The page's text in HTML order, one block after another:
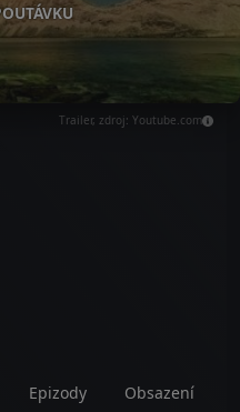
Trailer, zdroj: Youtube.com
Epizody Obsazení